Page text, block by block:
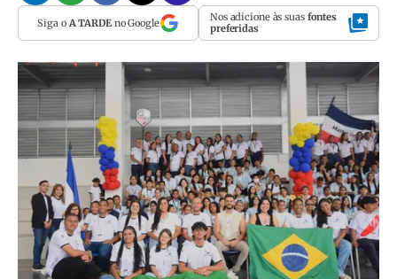
Siga o A TARDEno Google Nos adicione às suas fontes
preferidas